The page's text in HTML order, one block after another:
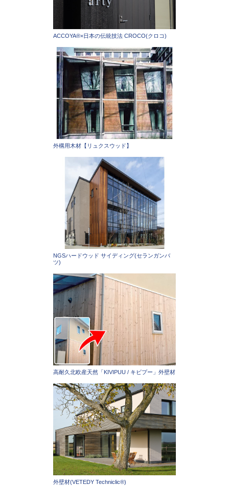
ACCOYA®×日本の伝統技法 CROCO(クロコ)
外構用木材【リュクスウッド】
NGSハードウッド サイディング(セランガンバ
ツ)
高耐久北欧産天然「KIVIPUU / キビプー」外壁材
外壁材(VETEDY Techniclic®)